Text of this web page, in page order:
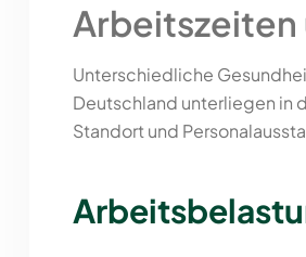
Unterschiedliche
Deutschland unterliegen in
Standort und